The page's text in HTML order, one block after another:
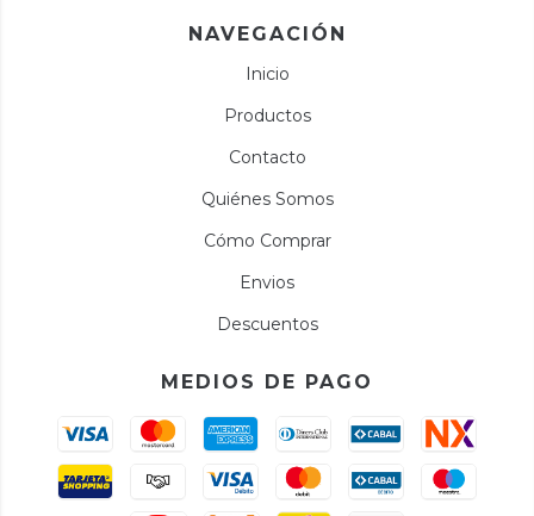
NAVEGACIÓN
Inicio
Productos
Contacto
Quiénes Somos
Cómo Comprar
Envios
Descuentos
MEDIOS DE PAGO